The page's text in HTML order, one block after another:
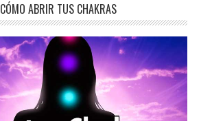
CÓMO ABRIR TUS CHAKRAS